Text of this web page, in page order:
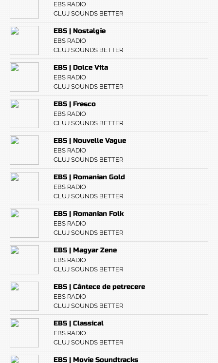
EBS RADIO
CLUJ SOUNDS BETTER
EBS | Nostalgie
EBS RADIO
CLUJ SOUNDS BETTER
EBS | Dolce Vita
EBS RADIO
CLUJ SOUNDS BETTER
EBS | Fresco
EBS RADIO
CLUJ SOUNDS BETTER
EBS | Nouvelle Vague
EBS RADIO
CLUJ SOUNDS BETTER
EBS | Romanian Gold
EBS RADIO
CLUJ SOUNDS BETTER
EBS | Romanian Folk
EBS RADIO
CLUJ SOUNDS BETTER
EBS | Magyar Zene
EBS RADIO
CLUJ SOUNDS BETTER
EBS | Cântece de petrecere
EBS RADIO
CLUJ SOUNDS BETTER
EBS | Classical
EBS RADIO
CLUJ SOUNDS BETTER
EBS | Movie Soundtracks